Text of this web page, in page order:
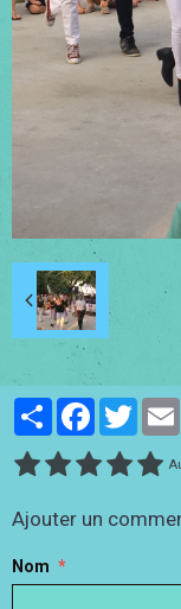
PartagerFacebookTwitter
Ajouter un
Nom